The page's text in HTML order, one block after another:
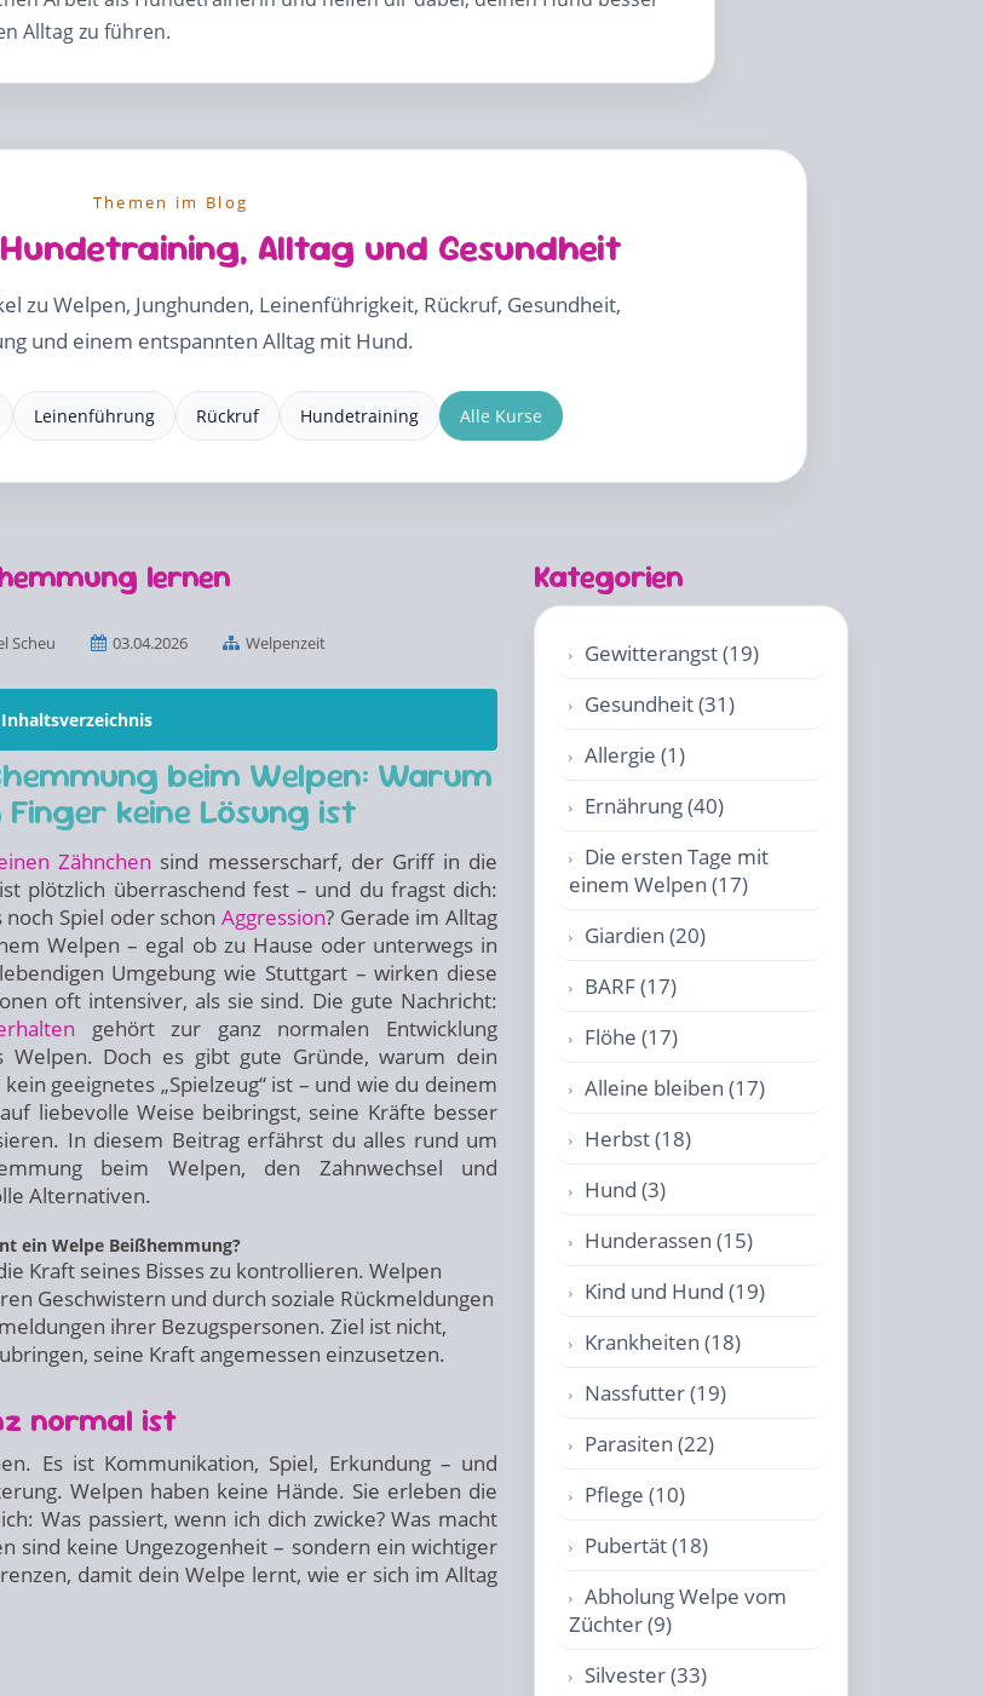
Alltag zu führen.
Themen im Blog
Alltag und Gesundheit
zu Welpen, Junghunden, Leinenführigkeit, Rückruf, Gesundheit,
und einem entspannten Alltag mit Hund.
Leinenführung Rückruf Hundetraining Alle Kurse
lernen
Scheu 03.04.2026 Welpenzeit
Inhaltsverzeichnis
beim Welpen: Warum
Finger keine Lösung ist
Zähnchen sind messerscharf, der Griff in die
plötzlich überraschend fest – und du fragst dich:
noch Spiel oder schon Aggression? Gerade im Alltag
Welpen – egal ob zu Hause oder unterwegs in
Umgebung wie Stuttgart – wirken diese
oft intensiver, als sie sind. Die gute Nachricht:
gehört zur ganz normalen Entwicklung
Welpen. Doch es gibt gute Gründe, warum dein
kein geeignetes „Spielzeug“ ist – und wie du deinem
liebevolle Weise beibringst, seine Kräfte besser
In diesem Beitrag erfährst du alles rund um
beim Welpen, den Zahnwechsel und
Alternativen.
ein Welpe Beißhemmung?
Kraft seines Bisses zu kontrollieren. Welpen
Geschwistern und durch soziale Rückmeldungen
ihrer Bezugspersonen. Ziel ist nicht,
seine Kraft angemessen einzusetzen.
normal ist
Es ist Kommunikation, Spiel, Erkundung – und
Welpen haben keine Hände. Sie erleben die
Was passiert, wenn ich dich zwicke? Was macht
sind keine Ungezogenheit – sondern ein wichtiger
damit dein Welpe lernt, wie er sich im Alltag
Kategorien
Gewitterangst (19)
Gesundheit (31)
Allergie (1)
Ernährung (40)
Die ersten Tage mit
einem Welpen (17)
Giardien (20)
BARF (17)
Flöhe (17)
Alleine bleiben (17)
Herbst (18)
Hund (3)
Hunderassen (15)
Kind und Hund (19)
Krankheiten (18)
Nassfutter (19)
Parasiten (22)
Pflege (10)
Pubertät (18)
Abholung Welpe vom
Züchter (9)
Silvester (33)